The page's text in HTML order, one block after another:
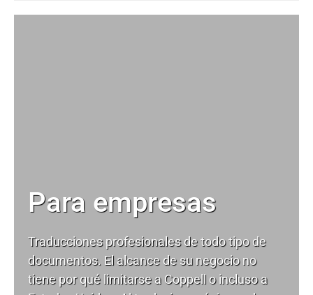
Para empresas
Traducciones profesionales de todo tipo de
documentos. El alcance de su negocio no
tiene por qué limitarse a Coppell o incluso a